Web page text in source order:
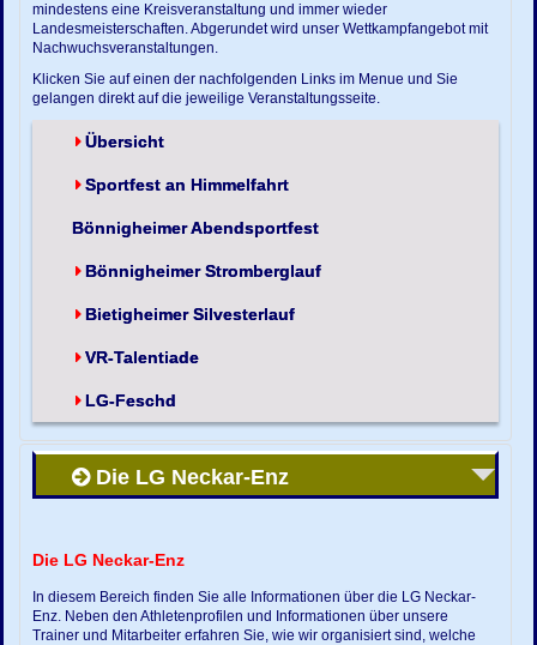
mindestens eine Kreisveranstaltung und immer wieder
Landesmeisterschaften. Abgerundet wird unser Wettkampfangebot mit
Nachwuchsveranstaltungen.
Klicken Sie auf einen der nachfolgenden Links im Menue und Sie
gelangen direkt auf die jeweilige Veranstaltungsseite.
Übersicht
Sportfest an Himmelfahrt
Bönnigheimer Abendsportfest
Bönnigheimer Stromberglauf
Bietigheimer Silvesterlauf
VR-Talentiade
LG-Feschd
Die LG Neckar-Enz
Die LG Neckar-Enz
In diesem Bereich finden Sie alle Informationen über die LG Neckar-
Enz. Neben den Athletenprofilen und Informationen über unsere
Trainer und Mitarbeiter erfahren Sie, wie wir organisiert sind, welche